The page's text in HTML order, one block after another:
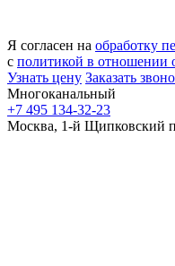
Я согласен на обработку
с политикой в отношении
Узнать цену Заказать
Многоканальный
+7 495 134-32-23
Москва, 1-й Щипковский